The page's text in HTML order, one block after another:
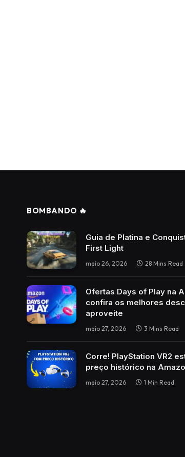
BOMBANDO 🔥
Guia de Platina e
First Light
maio 26, 2026 28 Mins Read
Ofertas Days of Play na
confira os melhores
aproveite
maio 27, 2026 3 Mins Read
Corre! PlayStation VR2
preço histórico na
maio 27, 2026 1 Min Read